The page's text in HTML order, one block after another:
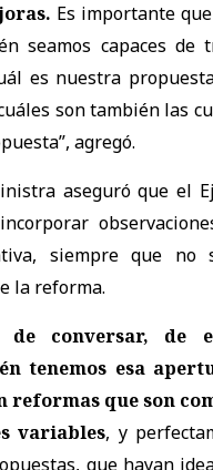
Es importante
seamos capaces de
es nuestra
son también las
”, agregó.
aseguró que el
siempre que no
la reforma.
conversar, de
tenemos esa
reformas que son
variables, y
que hayan